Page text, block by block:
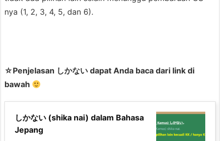
nya (1, 2, 3, 4, 5, dan 6).
☆Penjelasan しかない dapat Anda baca dari link di
bawah
しかない (shika nai) dalam Bahasa
Jepang